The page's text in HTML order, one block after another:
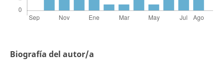
Biografía del autor/a